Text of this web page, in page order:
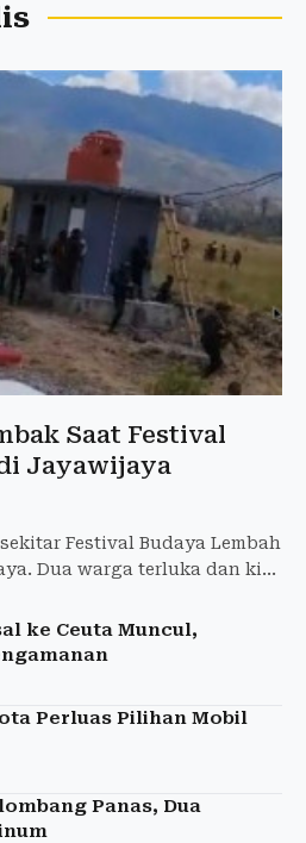
Saat Festival
Jayawijaya
Festival Budaya Lembah
Dua warga terluka dan kini
ke Ceuta Muncul,
Perluas Pilihan Mobil
Panas, Dua